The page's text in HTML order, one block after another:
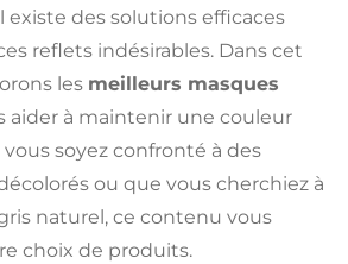
existe des solutions efficaces
reflets indésirables. Dans cet
les meilleurs masques
aider à maintenir une couleur
soyez confronté à des
ou que vous cherchiez à
naturel, ce contenu vous
choix de produits.